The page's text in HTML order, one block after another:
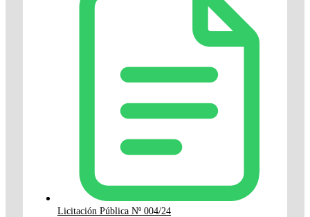
Licitación Pública Nº 004/24